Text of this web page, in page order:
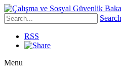
Search
RSS
Menu